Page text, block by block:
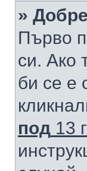
»
Първо
си. Ако
би се е
под 13